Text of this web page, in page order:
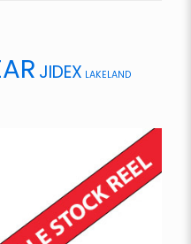
JIDEX LAKELAND